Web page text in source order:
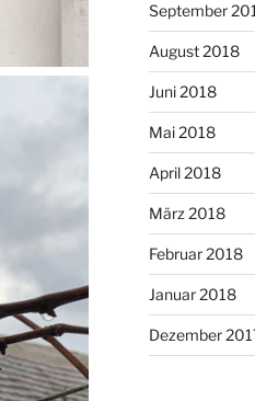
September
August 2018
Juni 2018
Mai 2018
April 2018
März 2018
Februar 2018
Januar 2018
Dezember